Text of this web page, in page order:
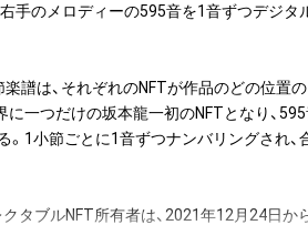
手のメロディーの595音を1音ずつデジタ
譜は、それぞれのNFTが作品のどの位置
に一つだけの坂本龍一初のNFTとなり、
。1小節ごとに1音ずつナンバリングされ、
タブルNFT所有者は、2021年12月24日か